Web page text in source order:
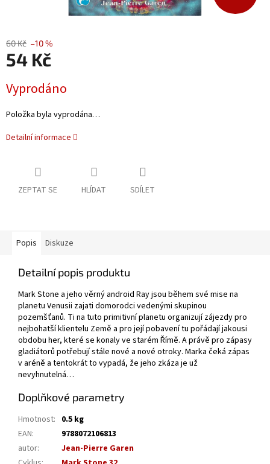
60 Kč –10 %
54 Kč
cena:
Vyprodáno
Položka byla vyprodána…
Detailní informace
ZEPTAT SE HLÍDAT SDÍLET
Popis Diskuze
Detailní popis produktu
Mark Stone a jeho věrný android Ray jsou během své mise na
planetu Venusii zajati domorodci vedenými skupinou
pozemšťanů. Ti na tuto primitivní planetu organizují zájezdy pro
nejbohatší klientelu Země a pro její pobavení tu pořádají jakousi
obdobu her, které se konaly ve starém Římě. A právě pro zápasy
gladiátorů potřebují stále nové a nové otroky. Marka čeká zápas
v aréně a tentokrát to vypadá, že jeho zkáza je už
nevyhnutelná…
Doplňkové parametry
Hmotnost: 0.5 kg
EAN:
9788072106813
autor:
Jean-Pierre Garen